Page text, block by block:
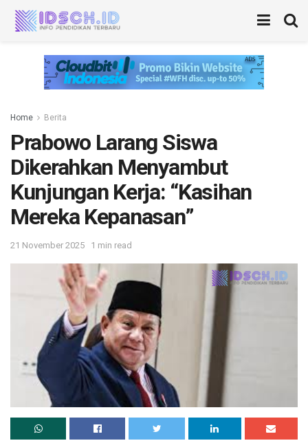
Home Berita
Prabowo Larang Siswa
Dikerahkan Menyambut
Kunjungan Kerja: “Kasihan
Mereka Kepanasan”
21 November 2025 1 min read